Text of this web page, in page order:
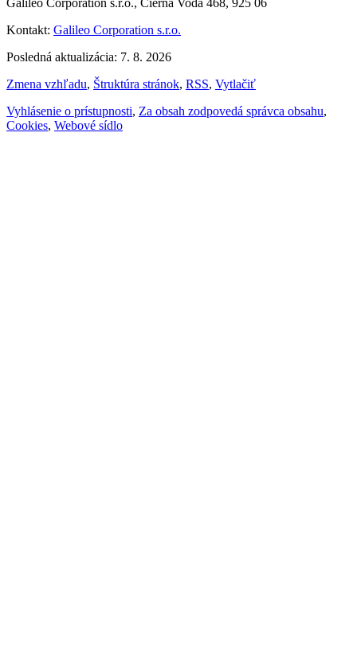
Kontakt: Galileo Corporation s.r.o.
Posledná aktualizácia: 7. 8. 2026
Zmena vzhľadu, Štruktúra stránok, RSS, Vytlačiť
Vyhlásenie o prístupnosti, Za obsah zodpovedá správca obsahu,
Cookies, Webové sídlo